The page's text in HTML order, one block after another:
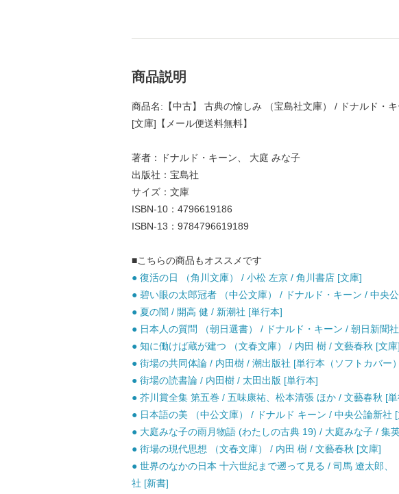
商品説明
商品名:【中古】 古典の愉しみ （宝島社文庫） / ドナルド・
[文庫]【メール便送料無料】
著者：ドナルド・キーン、 大庭 みな子
出版社：宝島社
サイズ：文庫
ISBN-10：4796619186
ISBN-13：9784796619189
■こちらの商品もオススメです
● 復活の日 （角川文庫） / 小松 左京 / 角川書店 [文庫]
● 碧い眼の太郎冠者 （中公文庫） / ドナルド・キーン / 中央
● 夏の闇 / 開高 健 / 新潮社 [単行本]
● 日本人の質問 （朝日選書） / ドナルド・キーン / 朝日新聞
● 知に働けば蔵が建つ （文春文庫） / 内田 樹 / 文藝春秋 [文庫]
● 街場の共同体論 / 内田樹 / 潮出版社 [単行本（ソフトカバー
● 街場の読書論 / 内田樹 / 太田出版 [単行本]
● 芥川賞全集 第五巻 / 五味康祐、松本清張 ほか / 文藝春秋 [
● 日本語の美 （中公文庫） / ドナルド キーン / 中央公論新社
● 大庭みな子の雨月物語 (わたしの古典 19) / 大庭みな子 / 集
● 街場の現代思想 （文春文庫） / 内田 樹 / 文藝春秋 [文庫]
● 世界のなかの日本 十六世紀まで遡って見る / 司馬 遼太郎、
社 [新書]